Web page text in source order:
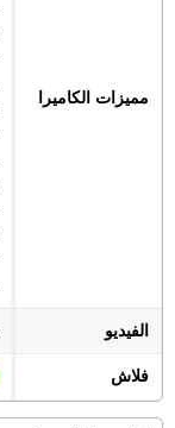
مميزات الكاميرا
الفيديو
فلاش